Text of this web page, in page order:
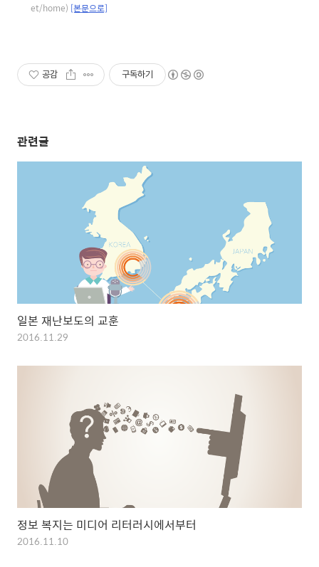
et/home) [본문으로]
공감 구독하기
관련글
일본 재난보도의 교훈
2016.11.29
정보 복지는 미디어 리터러시에서부터
2016.11.10